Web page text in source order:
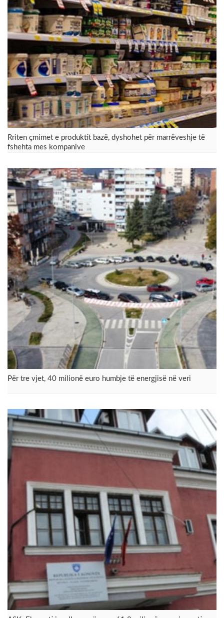
Rriten çmimet e produktit bazë, dyshohet për marrëveshje të
fshehta mes kompanive
Për tre vjet, 40 milionë euro humbje të energjisë në veri